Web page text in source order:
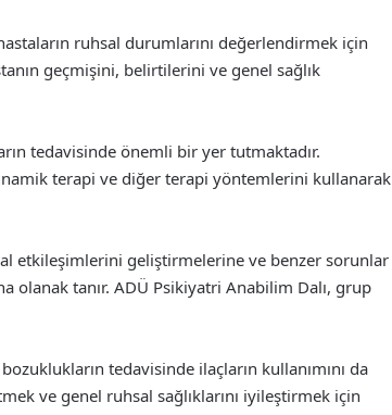
ruhsal durumlarını değerlendirmek için
geçmişini, belirtilerini ve genel sağlık
tedavisinde önemli bir yer tutmaktadır.
terapi ve diğer terapi yöntemlerini kullanarak
etkileşimlerini geliştirmelerine ve benzer sorunlar
olanak tanır. ADÜ Psikiyatri Anabilim Dalı, grup
tedavisinde ilaçların kullanımını da
ve genel ruhsal sağlıklarını iyileştirmek için